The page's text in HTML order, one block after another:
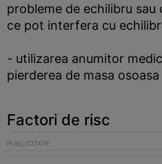
probleme de echilibru
ce pot interfera cu
- utilizarea anumitor
pierderea de masa osoasa
Factori de risc